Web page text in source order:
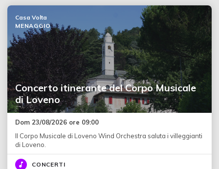
Concerto itinerante del Corpo Musicale
di Loveno
Casa Volta
MENAGGIO
Dom 23/08/2026 ore 09:00
Il Corpo Musicale di Loveno Wind Orchestra saluta i villeggianti
di Loveno.
CONCERTI